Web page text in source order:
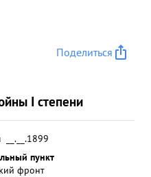
Поделиться
I степени
__.__.1899
пункт
фронт